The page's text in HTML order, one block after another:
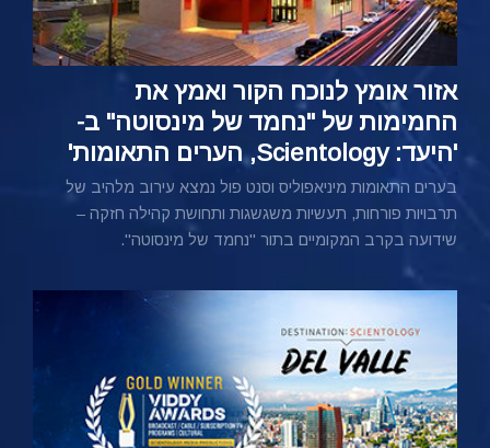
אזור אומץ לנוכח הקור ואמץ את
החמימות של "נחמד של מינסוטה" ב-
'היעד: Scientology, הערים התאומות'
בערים התאומות מיניאפוליס וסנט פול נמצא עירוב מלהיב של
תרבויות פורחות, תעשיות משגשגות ותחושת קהילה חזקה –
שידועה בקרב המקומיים בתור "נחמד של מינסוטה".